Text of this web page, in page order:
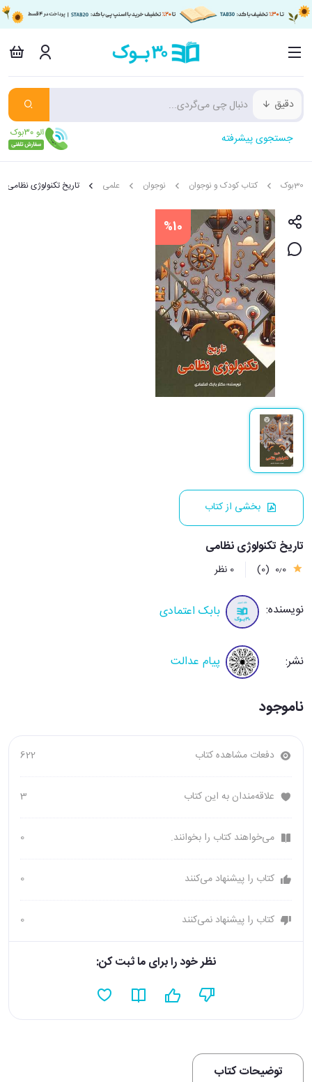
دقیق
جستجوی پیشرفته
30بوک کتاب کودک و نوجوان نوجوان علمی تاریخ تکنولوژی نظامی
%10
بخشی از کتاب
تاریخ تکنولوژی نظامی
0٫0 (0) 0 نظر
نویسنده: بابک اعتمادی
نشر: پیام عدالت
ناموجود
دفعات مشاهده کتاب 622
علاقه‌مندان به این کتاب 3
می‌خواهند کتاب را بخوانند. 0
کتاب را پیشنهاد می‌کنند 0
کتاب را پیشنهاد نمی‌کنند 0
نظر خود را برای ما ثبت کن:
توضیحات کتاب